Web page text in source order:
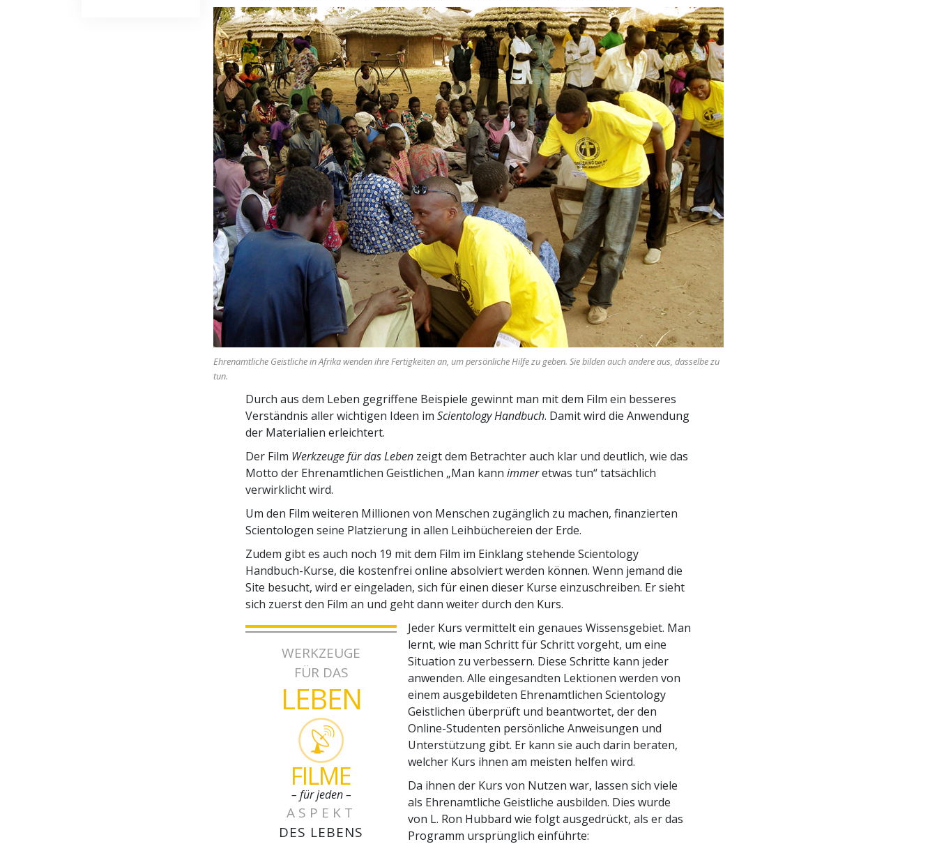
Ehrenamtliche Geistliche in Afrika wenden ihre Fertigkeiten an, um persönliche Hilfe zu geben. Sie bilden auch andere aus, dasselbe zu
tun.
Durch aus dem Leben gegriffene Beispiele gewinnt man mit dem Film ein besseres
Verständnis aller wichtigen Ideen im Scientology Handbuch. Damit wird die Anwendung
der Materialien erleichtert.
Der Film Werkzeuge für das Leben zeigt dem Betrachter auch klar und deutlich, wie das
Motto der Ehrenamtlichen Geistlichen „Man kann immeretwas tun“ tatsächlich
verwirklicht wird.
Um den Film weiteren Millionen von Menschen zugänglich zu machen, finanzierten
Scientologen seine Platzierung in allen Leihbüchereien der Erde.
Zudem gibt es auch noch 19 mit dem Film im Einklang stehende Scientology
Handbuch-Kurse, die kostenfrei online absolviert werden können. Wenn jemand die
Site besucht, wird er eingeladen, sich für einen dieser Kurse einzuschreiben. Er sieht
sich zuerst den Film an und geht dann weiter durch den Kurs.
WERKZEUGE
FÜR DAS
LEBEN
FILME
– für jeden –
ASPEKT
DES LEBENS
Jeder Kurs vermittelt ein genaues Wissensgebiet. Man
lernt, wie man Schritt für Schritt vorgeht, um eine
Situation zu verbessern. Diese Schritte kann jeder
anwenden. Alle eingesandten Lektionen werden von
einem ausgebildeten Ehrenamtlichen Scientology
Geistlichen überprüft und beantwortet, der den
Online-Studenten persönliche Anweisungen und
Unterstützung gibt. Er kann sie auch darin beraten,
welcher Kurs ihnen am meisten helfen wird.
Da ihnen der Kurs von Nutzen war, lassen sich viele
als Ehrenamtliche Geistliche ausbilden. Dies wurde
von L. Ron Hubbard wie folgt ausgedrückt, als er das
Programm ursprünglich einführte: